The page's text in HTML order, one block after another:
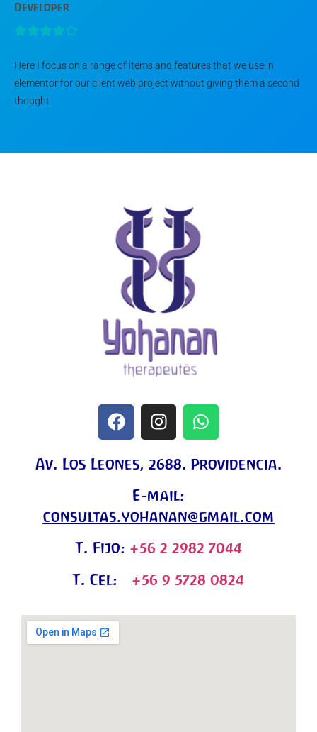
Developer
Here I focus on a range of items and features that we use in
elementor for our client web project without giving them a second
thought
Av. Los Leones, 2688. Providencia.
E-mail:
consultas.yohanan@gmail.com
T. Fijo: +56 2 2982 7044
T. Cel: +56 9 5728 0824